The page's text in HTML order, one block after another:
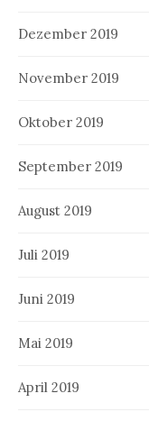
Dezember 2019
November 2019
Oktober 2019
September 2019
August 2019
Juli 2019
Juni 2019
Mai 2019
April 2019